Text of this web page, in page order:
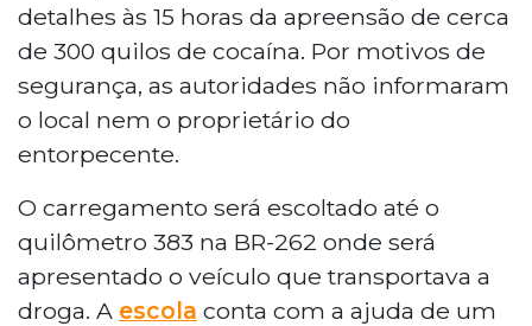
detalhes às 15 horas da apreensão de cerca
de 300 quilos de cocaína. Por motivos de
segurança, as autoridades não informaram
o local nem o proprietário do
entorpecente.
O carregamento será escoltado até o
quilômetro 383 na BR-262 onde será
apresentado o veículo que transportava a
droga. A escola conta com a ajuda de um